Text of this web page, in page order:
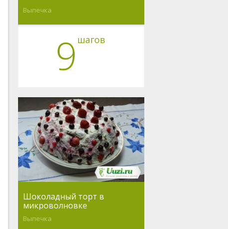
Выпечка
9 шагов
Шоколадный торт в
микроволновке
Выпечка